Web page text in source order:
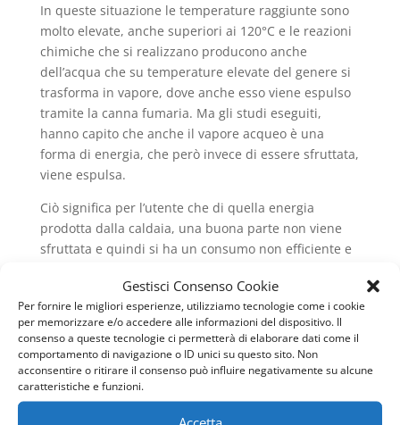
Gestisci Consenso Cookie
Per fornire le migliori esperienze, utilizziamo tecnologie come i cookie
per memorizzare e/o accedere alle informazioni del dispositivo. Il
consenso a queste tecnologie ci permetterà di elaborare dati come il
comportamento di navigazione o ID unici su questo sito. Non
acconsentire o ritirare il consenso può influire negativamente su alcune
caratteristiche e funzioni.
Accetta
In queste situazione le temperature raggiunte sono
molto elevate, anche superiori ai 120°C e le reazioni
chimiche che si realizzano producono anche
dell’acqua che su temperature elevate del genere si
trasforma in vapore, dove anche esso viene espulso
tramite la canna fumaria. Ma gli studi eseguiti,
hanno capito che anche il vapore acqueo è una
forma di energia, che però invece di essere sfruttata,
viene espulsa.
Ciò significa per l’utente che di quella energia
prodotta dalla caldaia, una buona parte non viene
sfruttata e quindi si ha un consumo non efficiente e
termini economici. La novità è quindi rappresentata
dalla tecnica della condensazione che permette di
sfruttare anche il vapore acqueo, contenuto nei gas
di scarico: ovvero tramite un sistema di
raffreddamento dei fumi di scarico sotto la
temperatura che comporta la condensazione,